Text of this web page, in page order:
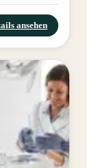
klaren
ansehen